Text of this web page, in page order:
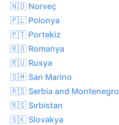
🇳🇴 Norveç
🇵🇱 Polonya
🇵🇹 Portekiz
🇷🇴 Romanya
🇷🇺 Rusya
🇸🇲 San Marino
🇷🇸 Serbia and Montenegro
🇷🇸 Sırbistan
🇸🇰 Slovakya